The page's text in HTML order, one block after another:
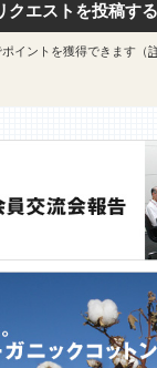
クエストを投稿する
イントを獲得できます（